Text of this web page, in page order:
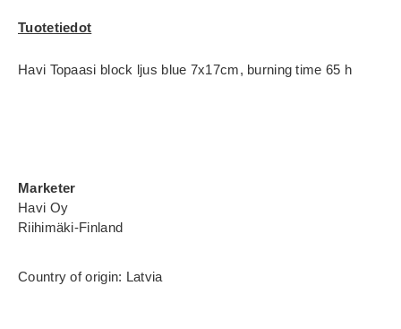
Tuotetiedot
Havi Topaasi block ljus blue 7x17cm, burning time 65 h
Marketer
Havi Oy
Riihimäki-Finland
Country of origin: Latvia